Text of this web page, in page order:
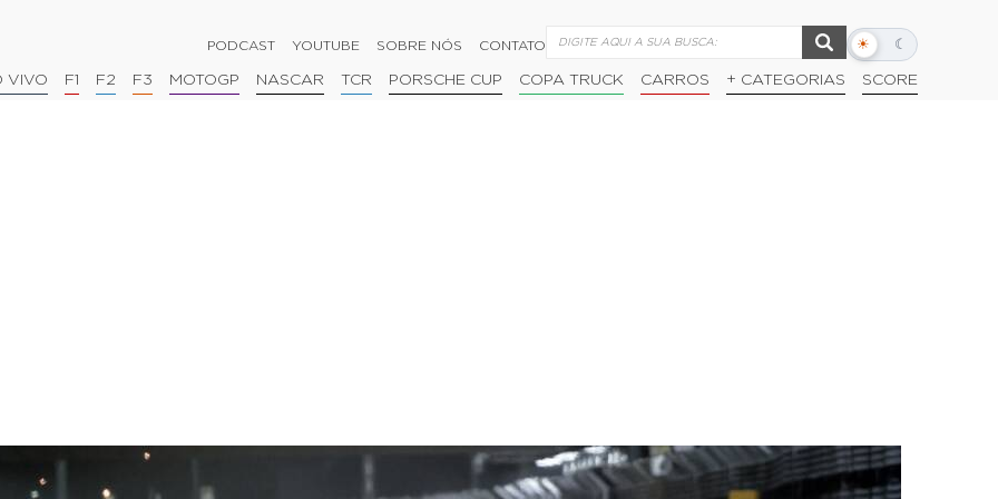
PODCAST YOUTUBE SOBRE NÓS CONTATO ☀ ☾
Alternar
escuro
VIVO F1 F2 F3 MOTOGP NASCAR TCR PORSCHE CUP COPA TRUCK CARROS + CATEGORIAS SCORE